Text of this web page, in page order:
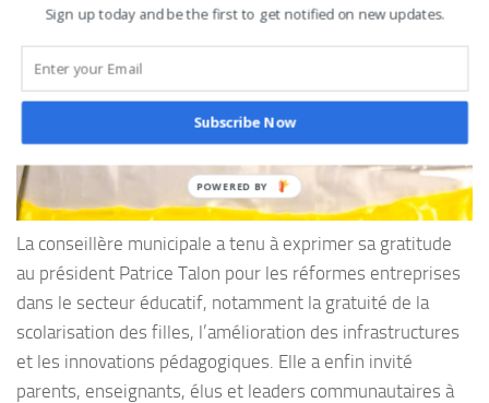
La conseillère municipale a tenu à exprimer sa gratitude
au président Patrice Talon pour les réformes entreprises
dans le secteur éducatif, notamment la gratuité de la
scolarisation des filles, l’amélioration des infrastructures
et les innovations pédagogiques. Elle a enfin invité
parents, enseignants, élus et leaders communautaires à
Sign up today and be the first to get notified on new updates.
Subscribe Now